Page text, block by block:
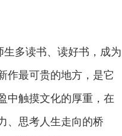
生多读书、读好书，成为
作最可贵的地方，是它
中触摸文化的厚重，在
、思考人生走向的桥